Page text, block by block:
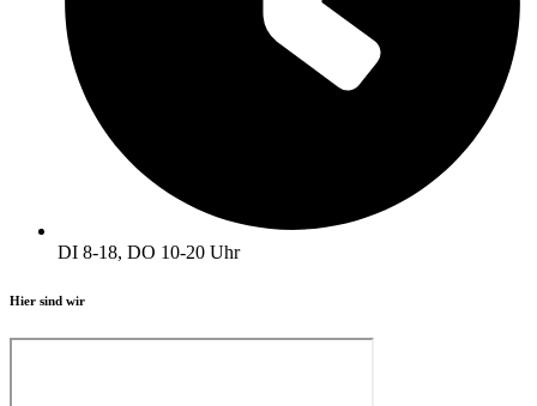
DI 8-18, DO 10-20 Uhr
Hier sind wir